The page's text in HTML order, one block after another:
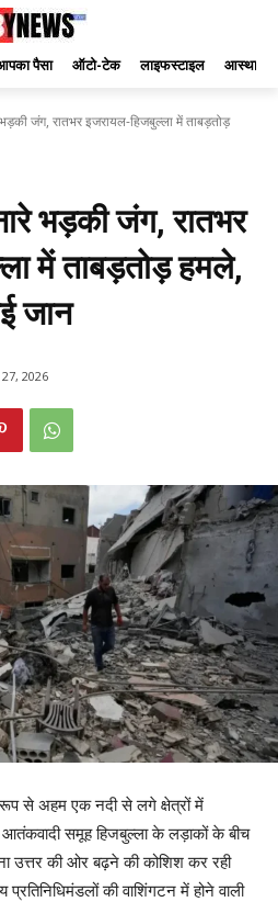
पैसा ऑटो-टेक लाइफस्टाइल आस्था
जंग, रातभर इजरायल-हिजबुल्ला में ताबड़तोड़
भड़की जंग, रातभर
में ताबड़तोड़ हमले,
जान
2026
से अहम एक नदी से लगे क्षेत्रों में
समूह हिजबुल्ला के लड़ाकों के बीच
उत्तर की ओर बढ़ने की कोशिश कर रही
की वाशिंगटन में होने वाली